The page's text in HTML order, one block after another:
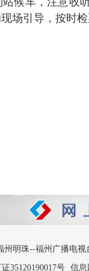
候车，注意收
场引导，按时检
州明珠--福州广播电
35120190017号 信息